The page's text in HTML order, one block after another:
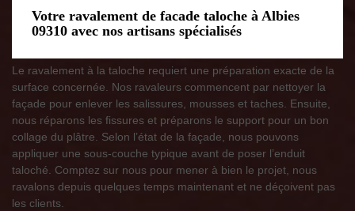
Votre ravalement de facade taloche à Albies
09310 avec nos artisans spécialisés
Le ravalement à la taloche requiert une préparation exacte de la
surface concernée. Nos ravaleurs commencent par nettoyer la
façade pour enlever les salissures, mousses et taches. Ensuite,
nous réparons les fissures et préparons le support pour un bon
collage du plâtre. Selon l’état de la façade, nous pouvons
appliquer une sous-couche typique avant de poser l’enduit
taloché. Comptez sur nous pour mener à bien le projet, nous
ravalons depuis quelques temps maintenant et ne déçoivent pas
les clients.